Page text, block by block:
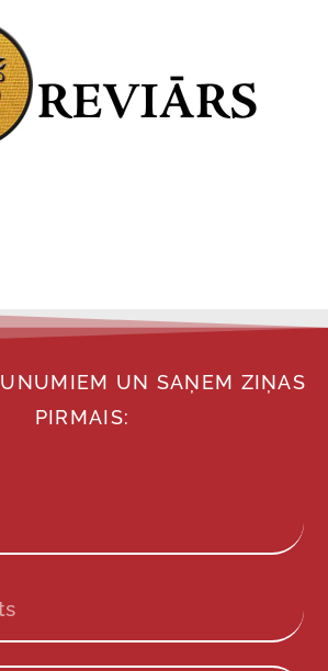
UN SAŅEM ZIŅAS
PIRMAIS: